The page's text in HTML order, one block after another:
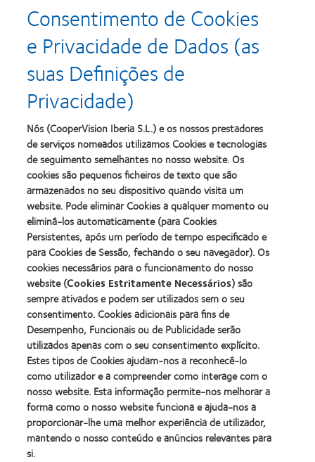
Learn
more
about
Prémio
Silmo
d’Or
para
o
melhor
produto
com
MyDay™
(2013)
Learn
more
about
Produto
do
Ano
Contacto
(2013)
Learn
about
2012
&
2010
Melhores
Empresas
para
Líderes
(2012)
about
2011
Best
Factory
Awards
(2011)
Learn
more
about
ODMA
2011
(2011)
Learn
more
about
2012
Manufacturing
Leadership
100
(ML
100)
Award
(2012)
Learn
more
about
2012
REBRAND
100®
Global
Award
(2012)
Learn
more
about
Prémio
da
Industria
da
BCLA
Os nossos produtos
Tecnologia de lentes de contacto
Encontre as suas lentes
Consentimento de Cookies
e Privacidade de Dados (as
suas Definições de
Privacidade)
Nós (CooperVision Iberia S.L.) e os nossos prestadores
de serviços nomeados utilizamos Cookies e tecnologias
de seguimento semelhantes no nosso website. Os
cookies são pequenos ficheiros de texto que são
armazenados no seu dispositivo quando visita um
website. Pode eliminar Cookies a qualquer momento ou
eliminá-los automaticamente (para Cookies
Persistentes, após um período de tempo especificado e
para Cookies de Sessão, fechando o seu navegador). Os
cookies necessários para o funcionamento do nosso
website (Cookies Estritamente Necessários) são
sempre ativados e podem ser utilizados sem o seu
consentimento. Cookies adicionais para fins de
Desempenho, Funcionais ou de Publicidade serão
utilizados apenas com o seu consentimento explícito.
Estes tipos de Cookies ajudam-nos a reconhecê-lo
como utilizador e a compreender como interage com o
nosso website. Esta informação permite-nos melhorar a
forma como o nosso website funciona e ajuda-nos a
proporcionar-lhe uma melhor experiência de utilizador,
mantendo o nosso conteúdo e anúncios relevantes para
si.